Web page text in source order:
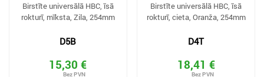
Birstīte universālā HBC, īsā
rokturī, mīksta, Zila, 254mm
D5B
15,30 €
Birstīte universālā HBC, īsā
rokturī, cieta, Oranža, 254mm
D4T
18,41 €